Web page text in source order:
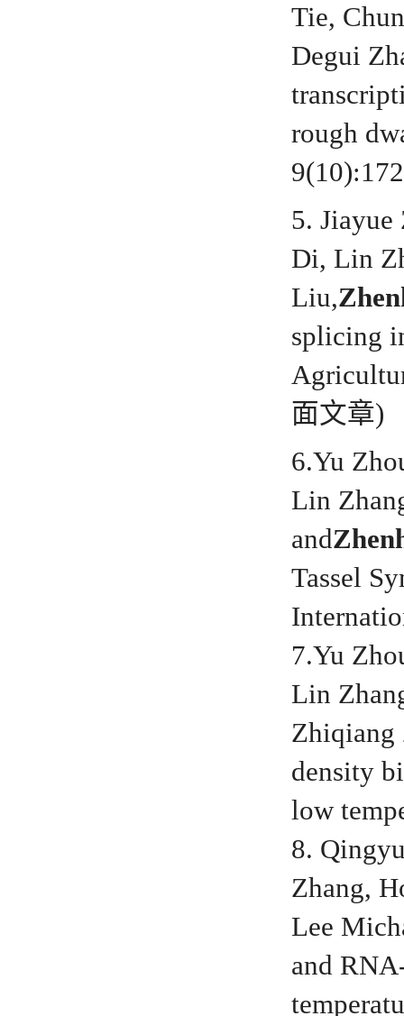
Tie,
Degui
rough
5. Jiayue
Di, Lin
Liu,
splicing
面文章)
6.Yu
Lin
and
Tassel
7.Yu
Lin
Zhiqiang
density
low
8.
Zhang,
Lee
and